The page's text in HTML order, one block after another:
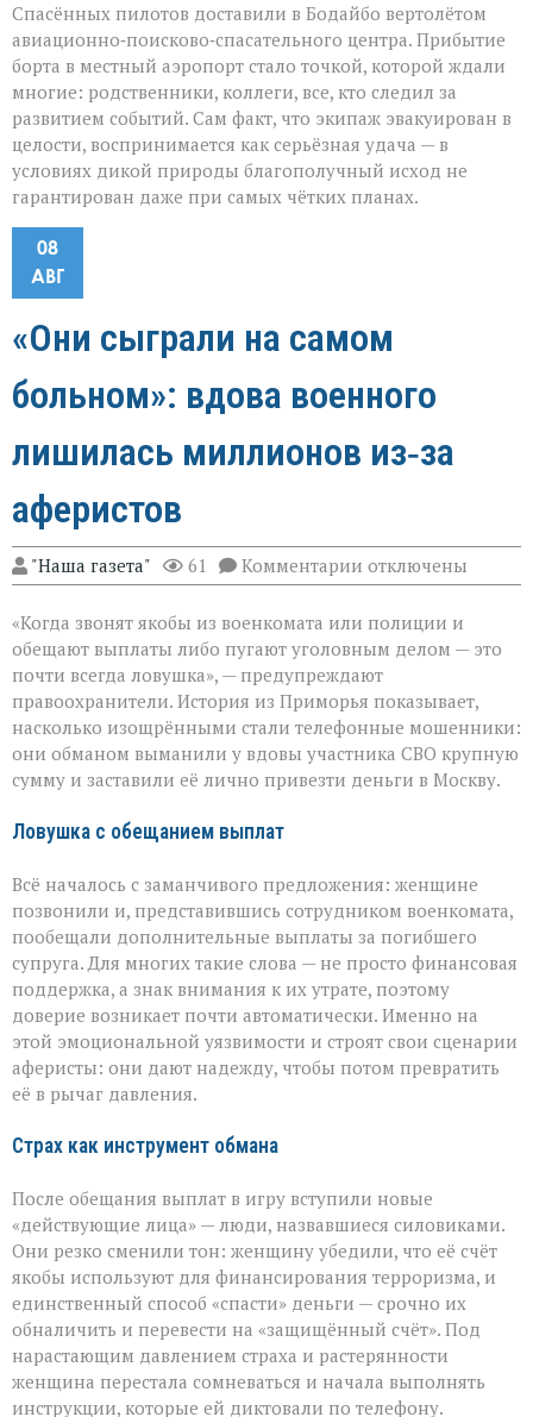
Спасённых пилотов доставили в Бодайбо вертолётом
авиационно‑поисково‑спасательного центра. Прибытие
борта в местный аэропорт стало точкой, которой ждали
многие: родственники, коллеги, все, кто следил за
развитием событий. Сам факт, что экипаж эвакуирован в
целости, воспринимается как серьёзная удача — в
условиях дикой природы благополучный исход не
гарантирован даже при самых чётких планах.
08
АВГ
«Они сыграли на самом
больном»: вдова военного
лишилась миллионов из‑за
аферистов
"Наша газета" 61 Комментарии к
записи
сыграли
на
самом
больном»:
вдова
военного
лишилась
миллионов
из‑за
отключены
«Когда звонят якобы из военкомата или полиции и
обещают выплаты либо пугают уголовным делом — это
почти всегда ловушка», — предупреждают
правоохранители. История из Приморья показывает,
насколько изощрёнными стали телефонные мошенники:
они обманом выманили у вдовы участника СВО крупную
сумму и заставили её лично привезти деньги в Москву.
Ловушка с обещанием выплат
Всё началось с заманчивого предложения: женщине
позвонили и, представившись сотрудником военкомата,
пообещали дополнительные выплаты за погибшего
супруга. Для многих такие слова — не просто финансовая
поддержка, а знак внимания к их утрате, поэтому
доверие возникает почти автоматически. Именно на
этой эмоциональной уязвимости и строят свои сценарии
аферисты: они дают надежду, чтобы потом превратить
её в рычаг давления.
Страх как инструмент обмана
После обещания выплат в игру вступили новые
«действующие лица» — люди, назвавшиеся силовиками.
Они резко сменили тон: женщину убедили, что её счёт
якобы используют для финансирования терроризма, и
единственный способ «спасти» деньги — срочно их
обналичить и перевести на «защищённый счёт». Под
нарастающим давлением страха и растерянности
женщина перестала сомневаться и начала выполнять
инструкции, которые ей диктовали по телефону.